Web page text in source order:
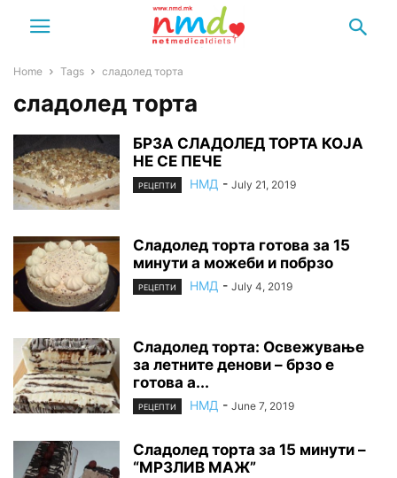
Home Tags сладолед торта
сладолед торта
БРЗА СЛАДОЛЕД ТОРТА КОЈА
НЕ СЕ ПЕЧЕ
РЕЦЕПТИ НМД - July 21, 2019
Сладолед торта готова за 15
минути а можеби и побрзо
РЕЦЕПТИ НМД - July 4, 2019
Сладолед торта: Освежување
за летните денови – брзо е
готова а...
РЕЦЕПТИ НМД - June 7, 2019
Сладолед торта за 15 минути –
“МРЗЛИВ МАЖ”